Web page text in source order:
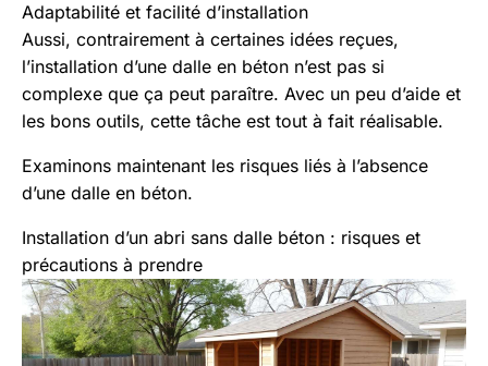
Adaptabilité et facilité d’installation
Aussi, contrairement à certaines idées reçues,
l’installation d’une dalle en béton n’est pas si
complexe que ça peut paraître. Avec un peu d’aide et
les bons outils, cette tâche est tout à fait réalisable.
Examinons maintenant les risques liés à l’absence
d’une dalle en béton.
Installation d’un abri sans dalle béton : risques et
précautions à prendre